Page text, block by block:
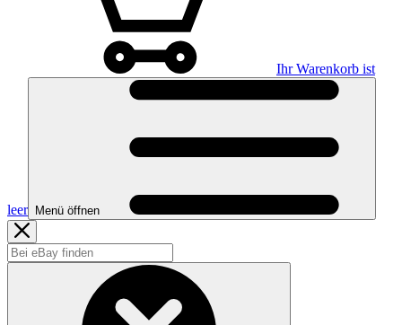
Ihr Warenkorb ist
leer Menü öffnen